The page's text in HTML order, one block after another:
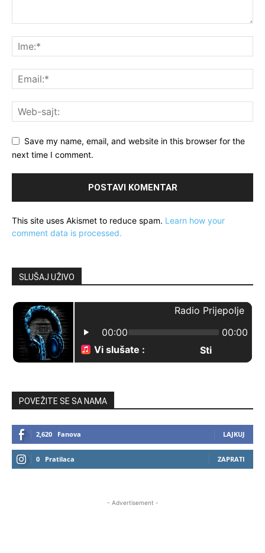
Save my name, email, and website in this browser for the
next time I comment.
This site uses Akismet to reduce spam. Learn how your
comment data is processed.
SLUŠAJ UŽIVO
POVEŽITE SE SA NAMA
2,620 Fanova LAJKUJ
0 Pratilaca ZAPRATI
- Advertisement -